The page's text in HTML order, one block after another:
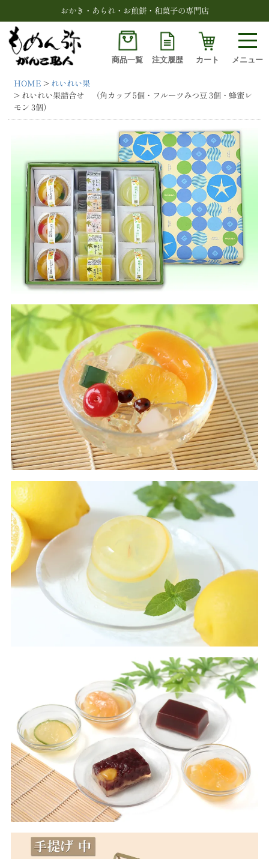
おかき・あられ・お煎餅・和菓子の専門店
商品一覧 注文履歴 カート メニュー
検索
HOME
れいれい果
れいれい果詰合せ （角カップ 5個・フルーツみつ豆 3個・蜂蜜レ
モン 3個）